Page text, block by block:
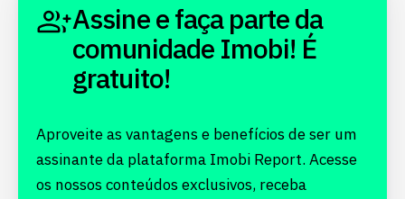
Assine e faça parte da
comunidade Imobi! É
gratuito!
Aproveite as vantagens e benefícios de ser um
assinante da plataforma Imobi Report. Acesse
os nossos conteúdos exclusivos, receba